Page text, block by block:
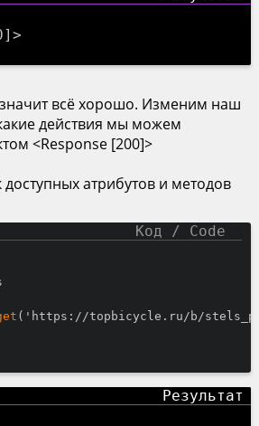
всё хорошо. Изменим наш
действия мы можем
<Response [200]>
атрибутов и методов
('https://topbicycle.ru/b/